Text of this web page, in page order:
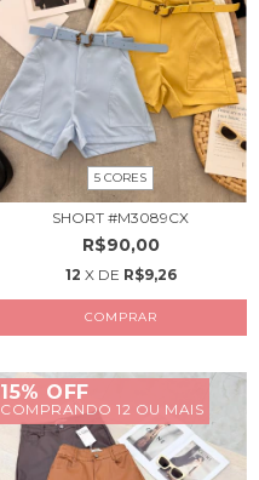
5 CORES
SHORT #M3089CX
R$90,00
12 X DE R$9,26
COMPRAR
15% OFF
COMPRANDO 12 OU MAIS